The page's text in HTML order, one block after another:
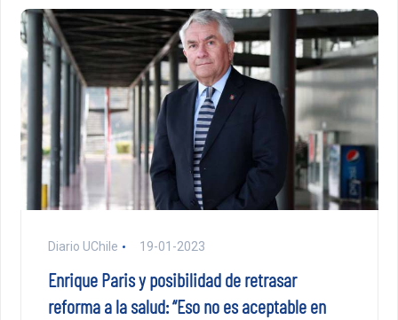
Diario UChile 19-01-2023
Enrique Paris y posibilidad de retrasar
reforma a la salud: “Eso no es aceptable en